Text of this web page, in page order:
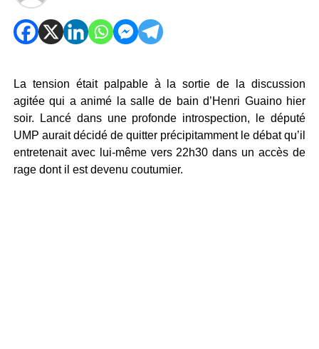
La tension était palpable à la sortie de la discussion
agitée qui a animé la salle de bain d’Henri Guaino hier
soir. Lancé dans une profonde introspection, le député
UMP aurait décidé de quitter précipitamment le débat qu’il
entretenait avec lui-même vers 22h30 dans un accès de
rage dont il est devenu coutumier.